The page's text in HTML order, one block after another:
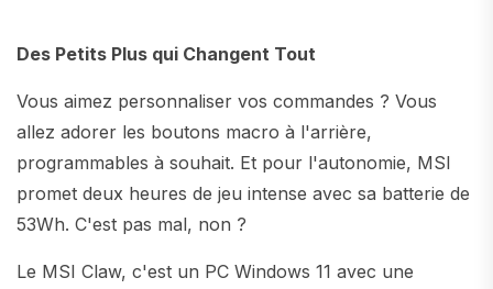
Des Petits Plus qui Changent Tout
Vous aimez personnaliser vos commandes ? Vous
allez adorer les boutons macro à l'arrière,
programmables à souhait. Et pour l'autonomie, MSI
promet deux heures de jeu intense avec sa batterie de
53Wh. C'est pas mal, non ?
Le MSI Claw, c'est un PC Windows 11 avec une